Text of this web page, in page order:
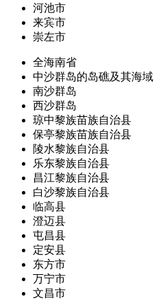
河池市
来宾市
崇左市
全海南省
中沙群岛的岛礁及其海域
南沙群岛
西沙群岛
琼中黎族苗族自治县
保亭黎族苗族自治县
陵水黎族自治县
乐东黎族自治县
昌江黎族自治县
白沙黎族自治县
临高县
澄迈县
屯昌县
定安县
东方市
万宁市
文昌市